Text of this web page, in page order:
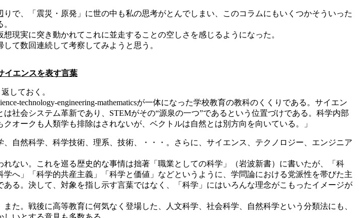
で、「震災・原発」に世の中も私の思考がとんでしまい、このコラムにもいくつかそういった
現実に突き動かれてこれに並走することの空しさを感じるようになった。
て数回連続して考察してみようと思う。
イエンスを表す言葉
しておく。
technology-engineering-mathematicsが一体になった学校教育の教科のくくりである。サイエン
社会システム革新であり、STEMがその“源泉の一つ”であるという位置づけである。科学内部
オークも人類学も排除はされないが、ベクトルは自然とは別方向を向いている。」
自然科学、科学技術、理系、技術、・・・。さらに、サイエンス、テクノロジー、エンジニア
ない。これを巡る歴史的な事情は拙著「職業としての科学」（岩波新書）に書いたが、「科
へ」「科学的共産主義」「科学と価値」などというように、学問論における党派性を帯びた主
る。決して、対象を指し示す言葉ではなく、「科学」にはいろんな理念がこもったイメージが
た。戦後に高等教育に何気なく登場した、人文科学、社会科学、自然科学という分類法にも、